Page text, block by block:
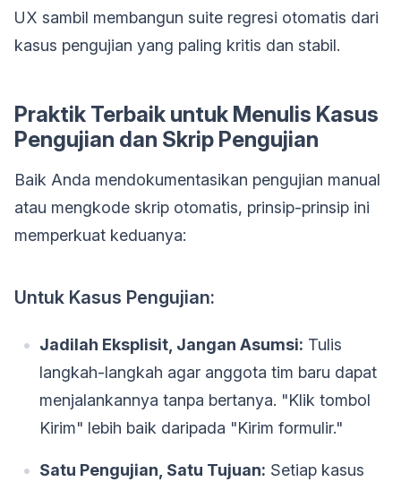
UX sambil membangun suite regresi otomatis dari
kasus pengujian yang paling kritis dan stabil.
Praktik Terbaik untuk Menulis Kasus
Pengujian dan Skrip Pengujian
Baik Anda mendokumentasikan pengujian manual
atau mengkode skrip otomatis, prinsip-prinsip ini
memperkuat keduanya:
Untuk Kasus Pengujian:
Jadilah Eksplisit, Jangan Asumsi: Tulis
langkah-langkah agar anggota tim baru dapat
menjalankannya tanpa bertanya. "Klik tombol
Kirim" lebih baik daripada "Kirim formulir."
Satu Pengujian, Satu Tujuan: Setiap kasus